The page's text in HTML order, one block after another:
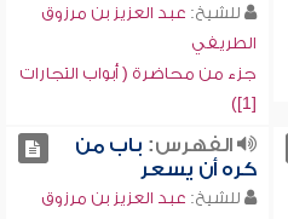
للشيخ: عبد العزيز بن مرزوق
الطريفي
جزء من محاضرة ( أبواب التجارات
[1])
الفهرس: باب من
كره أن يسعر
للشيخ: عبد العزيز بن مرزوق